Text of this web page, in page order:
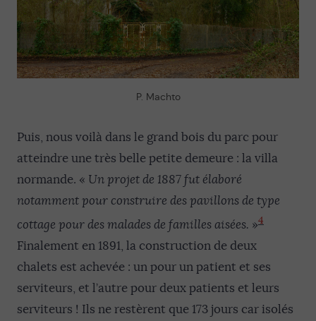
P. Machto
Puis, nous voilà dans le grand bois du parc pour
atteindre une très belle petite demeure : la villa
normande. « Un projet de 1887 fut élaboré
notamment pour construire des pavillons de type
cottage pour des malades de familles aisées. »4
Finalement en 1891, la construction de deux
chalets est achevée : un pour un patient et ses
serviteurs, et l’autre pour deux patients et leurs
serviteurs ! Ils ne restèrent que 173 jours car isolés